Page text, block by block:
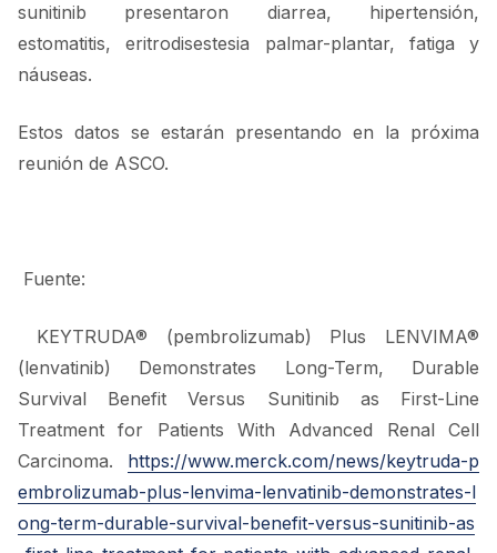
sunitinib presentaron diarrea, hipertensión,
estomatitis, eritrodisestesia palmar-plantar, fatiga y
náuseas.
Estos datos se estarán presentando en la próxima
reunión de ASCO.
Fuente:
KEYTRUDA® (pembrolizumab) Plus LENVIMA®
(lenvatinib) Demonstrates Long-Term, Durable
Survival Benefit Versus Sunitinib as First-Line
Treatment for Patients With Advanced Renal Cell
Carcinoma. https://www.merck.com/news/keytruda-p
embrolizumab-plus-lenvima-lenvatinib-demonstrates-l
ong-term-durable-survival-benefit-versus-sunitinib-as